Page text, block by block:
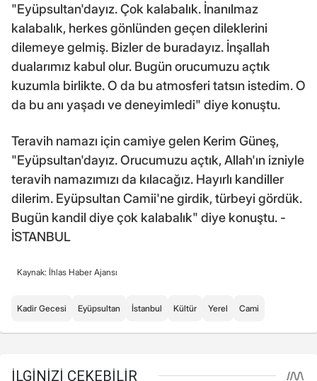
"Eyüpsultan'dayız. Çok kalabalık. İnanılmaz
kalabalık, herkes gönlünden geçen dileklerini
dilemeye gelmiş. Bizler de buradayız. İnşallah
dualarımız kabul olur. Bugün orucumuzu açtık
kuzumla birlikte. O da bu atmosferi tatsın istedim. O
da bu anı yaşadı ve deneyimledi" diye konuştu.
Teravih namazı için camiye gelen Kerim Güneş,
"Eyüpsultan'dayız. Orucumuzu açtık, Allah'ın izniyle
teravih namazımızı da kılacağız. Hayırlı kandiller
dilerim. Eyüpsultan Camii'ne girdik, türbeyi gördük.
Bugün kandil diye çok kalabalık" diye konuştu. -
İSTANBUL
Kaynak: İhlas Haber Ajansı
Kadir Gecesi Eyüpsultan İstanbul Kültür Yerel Cami